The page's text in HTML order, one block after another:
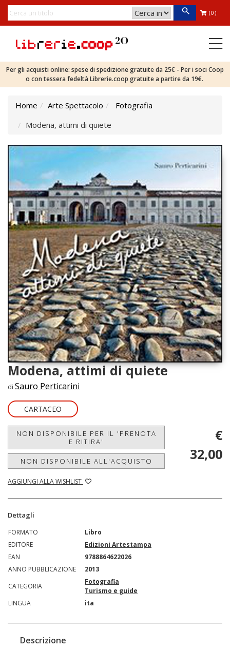
(0)
Per gli acquisti online: spese di spedizione gratuite da 25€ - Per i soci Coop
o con tessera fedeltà Librerie.coop gratuite a partire da 19€.
Home Arte Spettacolo
Fotografia
Modena, attimi di quiete
Modena, attimi di quiete
di Sauro Perticarini
CARTACEO
NON DISPONIBILE PER IL 'PRENOTA
E RITIRA'
NON DISPONIBILE ALL'ACQUISTO
AGGIUNGI ALLA WISHLIST
€
32,00
Dettagli
FORMATO
Libro
EDITORE
Edizioni Artestampa
EAN
9788864622026
ANNO PUBBLICAZIONE
2013
CATEGORIA
Fotografia
Turismo e guide
LINGUA
ita
Descrizione